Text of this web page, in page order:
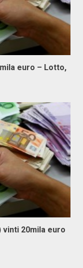
euro – Lotto,
vinti 20mila euro